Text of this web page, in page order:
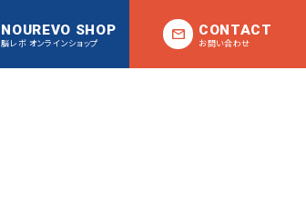
NOUREVO SHOP
脳レボ オンラインショップ
CONTACT
お問い合わせ